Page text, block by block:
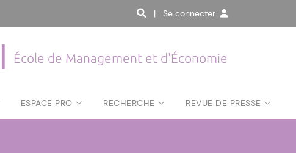
| Se connecter
École de Management et d'Économie
ESPACE PRO RECHERCHE REVUE DE PRESSE